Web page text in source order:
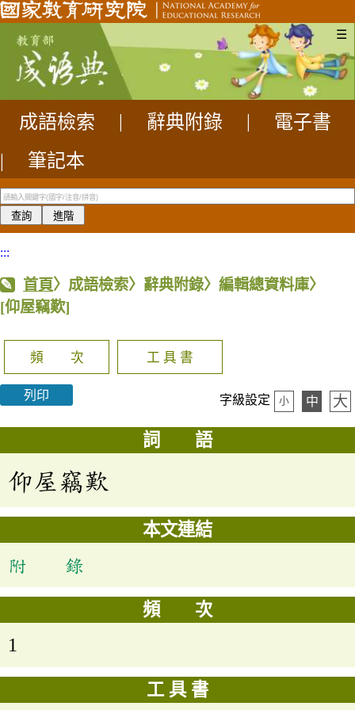
☰
成語檢索 辭典附錄
電子書
|
筆記本
:::
首頁〉成語檢索〉辭典附錄〉編輯總資料庫〉
[仰屋竊歎]
頻 次 工 具 書
列印 字級設定 小 中 大
詞 語
仰屋竊歎
本文連結
附 錄
頻 次
1
工 具 書